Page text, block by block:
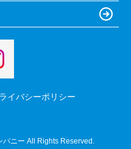
イバシーポリシー
ニー All Rights Reserved.